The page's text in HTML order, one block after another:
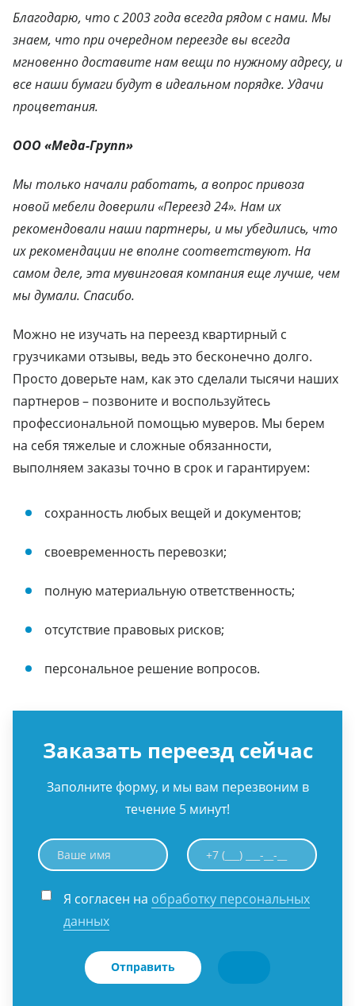
Благодарю, что с 2003 года всегда рядом с нами. Мы
знаем, что при очередном переезде вы всегда
мгновенно доставите нам вещи по нужному адресу, и
все наши бумаги будут в идеальном порядке. Удачи
процветания.
ООО «Меда-Групп»
Мы только начали работать, а вопрос привоза
новой мебели доверили «Переезд 24». Нам их
рекомендовали наши партнеры, и мы убедились, что
их рекомендации не вполне соответствуют. На
самом деле, эта мувинговая компания еще лучше, чем
мы думали. Спасибо.
Можно не изучать на переезд квартирный с
грузчиками отзывы, ведь это бесконечно долго.
Просто доверьте нам, как это сделали тысячи наших
партнеров – позвоните и воспользуйтесь
профессиональной помощью муверов. Мы берем
на себя тяжелые и сложные обязанности,
выполняем заказы точно в срок и гарантируем:
сохранность любых вещей и документов;
своевременность перевозки;
полную материальную ответственность;
отсутствие правовых рисков;
персональное решение вопросов.
Заказать переезд сейчас
Заполните форму, и мы вам перезвоним в
течение 5 минут!
Я согласен на обработку персональных
данных
Отправить